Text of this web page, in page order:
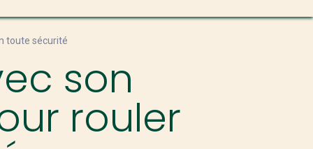
toute sécurité
son
rouler